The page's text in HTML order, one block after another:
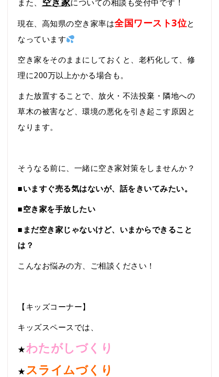
また、
についての相談も受付中です！
現在、高知県の空き家率は全国ワースト3位と
なっています
空き家をそのままにしておくと、老朽化して、修
理に200万以上かかる場合も。
また放置することで、放火・不法投棄・隣地への
草木の被害など、環境の悪化を引き起こす原因と
なります。
そうなる前に、一緒に空き家対策をしませんか？
■いますぐ売る気はないが、話をきいてみたい。
■空き家を手放したい
■ まだ空き家じゃないけど、いまからできること
は？
こんなお悩みの方、ご相談ください！
【キッズコーナー】
キッズスペースでは、
★わたがしづくり
★スライムづくり